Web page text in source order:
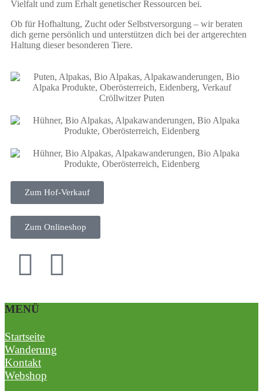
Vielfalt und zum Erhalt genetischer Ressourcen bei.
Ob für Hofhaltung, Zucht oder Selbstversorgung – wir beraten
dich gerne persönlich und unterstützen dich bei der artgerechten
Haltung dieser besonderen Tiere.
Zum Hof-Verkauf
Zum Onlineshop
MENÜ
Startseite
Wanderung
Kontakt
Webshop